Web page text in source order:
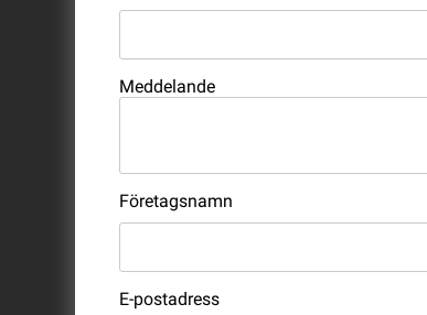
Meddelande
Företagsnamn
E-postadress